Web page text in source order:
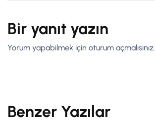
Bir yanıt yazın
Yorum yapabilmek için oturum açmalısınız.
Benzer Yazılar